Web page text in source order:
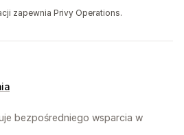
zapewnia Privy Operations.
bezpośredniego wsparcia w